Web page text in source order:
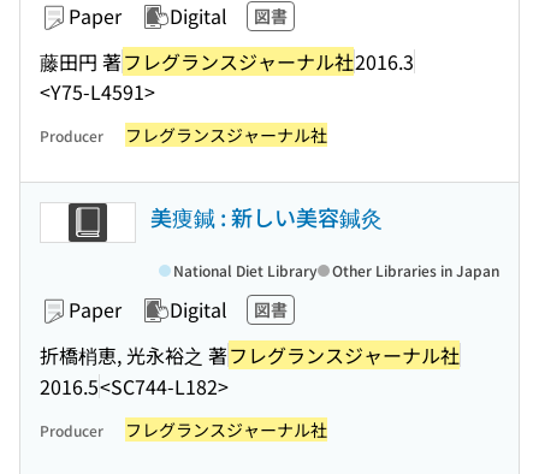
Paper Digital 図書
藤田円 著フレグランスジャーナル社2016.3
<Y75-L4591>
Producer フレグランスジャーナル社
美痩鍼 : 新しい美容鍼灸
Paper Digital 図書
折橋梢恵, 光永裕之 著フレグランスジャーナル社
2016.5<SC744-L182>
National Diet Library Other Libraries in Japan
Producer フレグランスジャーナル社